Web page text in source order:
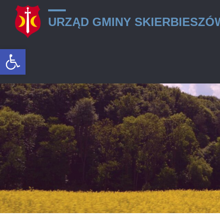
Otwórz pasek narzędzi
URZĄD GMINY